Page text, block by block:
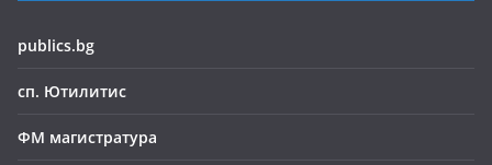
publics.bg
сп. Ютилитис
ФМ магистратура